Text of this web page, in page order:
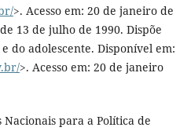
>. Acesso em: 20 de janeiro de
13 de julho de 1990. Dispõe
do adolescente. Disponível em:
>. Acesso em: 20 de janeiro
Nacionais para a Política de